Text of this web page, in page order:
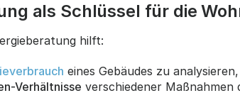
als Schlüssel für die
hilft:
eines Gebäudes zu analysieren,
Verhältnisse verschiedener Maßnahmen